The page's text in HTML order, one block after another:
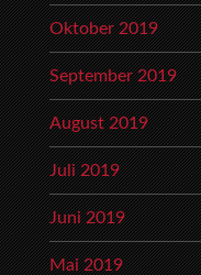
Oktober 2019
September 2019
August 2019
Juli 2019
Juni 2019
Mai 2019